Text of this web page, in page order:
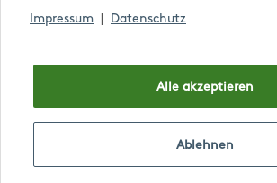
Saisonal
Impressum Datenschutz
Alle akzeptieren
Ablehnen